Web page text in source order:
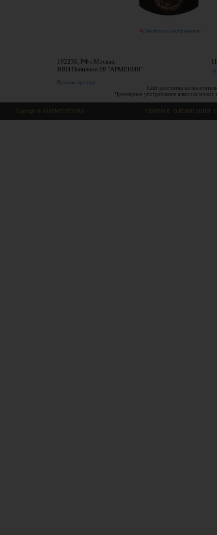
Увеличить изображение
192236, РФ г.Москва,
ВВЦ Павильон 68 "АРМЕНИЯ"
схема проезда
Сайт рассчитан на
Чрезмерное употребление алкоголя
Copyright © ARMIMPORTTORG ГЛАВНАЯ О КОМПАНИИ